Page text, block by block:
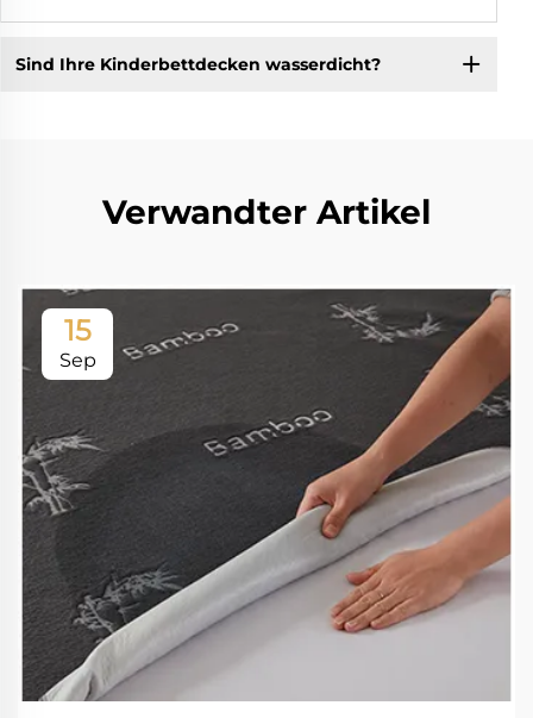
Sind Ihre Kinderbettdecken wasserdicht?
Verwandter Artikel
15
Sep